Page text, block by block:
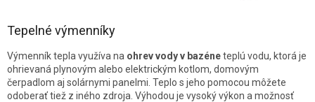
Tepelné výmenníky
Výmenník tepla využíva na ohrev vody v bazéneteplú vodu, ktorá je
ohrievaná plynovým alebo elektrickým kotlom, domovým
čerpadlom aj solárnymi panelmi. Teplo s jeho pomocou môžete
odoberať tiež z iného zdroja. Výhodou je vysoký výkon a možnosť